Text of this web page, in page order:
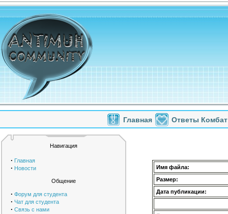
Главная Ответы Комбат
Навигация
· Главная
· Новости
Общение
· Форум для студента
· Чат для студента
· Связь с нами
Имя файла:
Размер:
Дата публикации: